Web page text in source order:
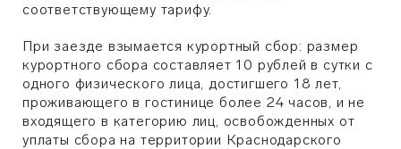
соответствующему тарифу.
При заезде взымается курортный сбор: размер
курортного сбора составляет 10 рублей в сутки с
одного физического лица, достигшего 18 лет,
проживающего в гостинице более 24 часов, и не
входящего в категорию лиц, освобожденных от
уплаты сбора на территории Краснодарского